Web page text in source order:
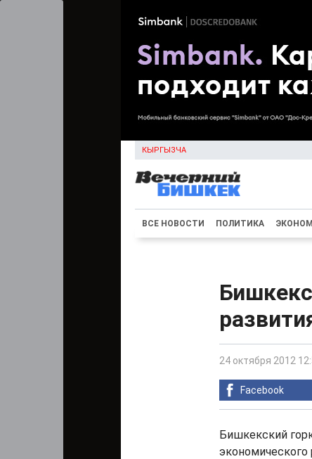
КЫРГЫЗЧА
ВСЕ НОВОСТИ ПОЛИТИКА
24 октября 2012
Facebook
Бишкекский
экономического